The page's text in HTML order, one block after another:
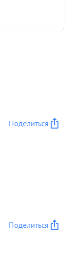
Поделиться
Поделиться